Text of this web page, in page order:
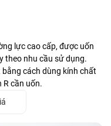
lực cao cấp, được uốn
theo nhu cầu sử dụng.
cách dùng kính chất
R cần uốn.